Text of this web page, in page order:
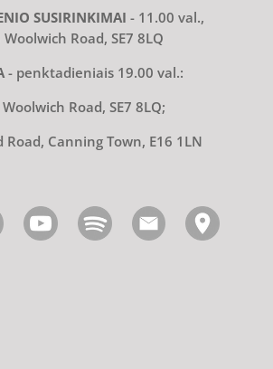
SUSIRINKIMAI - 11.00 val.,
Woolwich Road, SE7 8LQ
- penktadieniais 19.00 val.:
Road, SE7 8LQ;
Road, Canning Town, E16 1LN